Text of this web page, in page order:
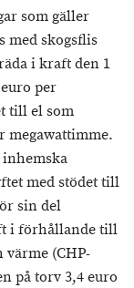
som gäller
med skogsflis
i kraft den 1
per
till el som
megawattimme.
med stödet till
sin del
i förhållande till
(CHP-
på torv 3,4 euro